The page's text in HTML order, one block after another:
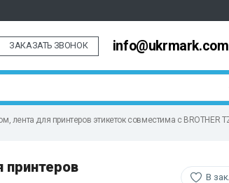
ЗАКАЗАТЬ ЗВОНОК info@ukrmark.com
лента для принтеров этикеток совместима с BROTHER
принтеров
В